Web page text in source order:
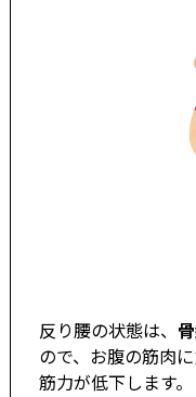
反り腰の状態は、
ので、お腹の筋肉
筋力が低下します。